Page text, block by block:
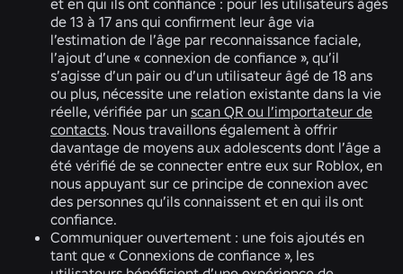
de 13 à 17 ans qui confirment leur âge via
l’estimation de l’âge par reconnaissance faciale,
l’ajout d’une « connexion de confiance », qu’il
s’agisse d’un pair ou d’un utilisateur âgé de 18 ans
ou plus, nécessite une relation existante dans la vie
réelle, vérifiée par un scan QR ou l’importateur de
contacts. Nous travaillons également à offrir
davantage de moyens aux adolescents dont l’âge a
été vérifié de se connecter entre eux sur Roblox, en
nous appuyant sur ce principe de connexion avec
des personnes qu’ils connaissent et en qui ils ont
confiance.
Communiquer ouvertement : une fois ajoutés en
tant que « Connexions de confiance », les